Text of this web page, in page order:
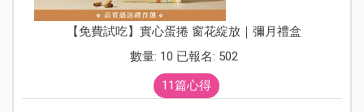
【免費試吃】實心蛋捲 窗花綻放｜彌月禮盒
數量: 10 已報名: 502
11篇心得